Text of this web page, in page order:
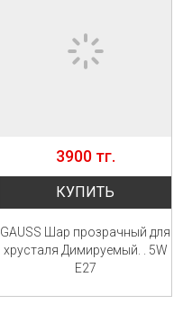
3900 тг.
КУПИТЬ
GAUSS Шар прозрачный для
хрусталя Димируемый. . 5W
Е27